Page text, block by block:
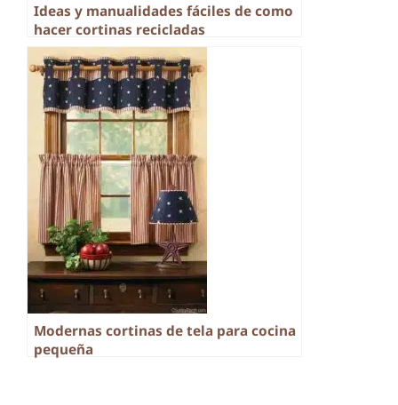
Ideas y manualidades fáciles de como
hacer cortinas recicladas
Modernas cortinas de tela para cocina
pequeña